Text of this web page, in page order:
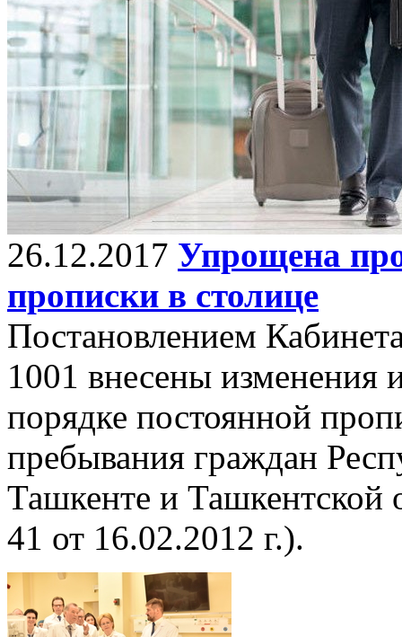
26.12.2017 Упрощена
прописки в столице
Постановлением
1001 внесены изменения
порядке постоянной
пребывания граждан
Ташкенте и
41 от 16.02.2012 г.).